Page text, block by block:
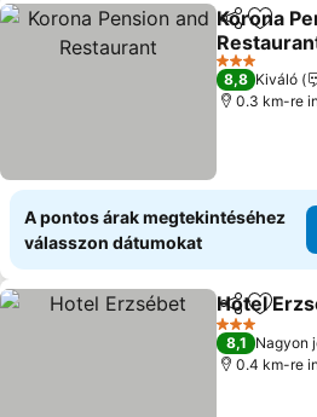
Megosztás
Korona
3 Kategória
8,8 Kiváló
0.3 km-re
A pontos árak megtekintéséhez
válasszon dátumokat
Megosztás
Hotel
3 Kategória
8,1 Nagyon
0.4 km-re